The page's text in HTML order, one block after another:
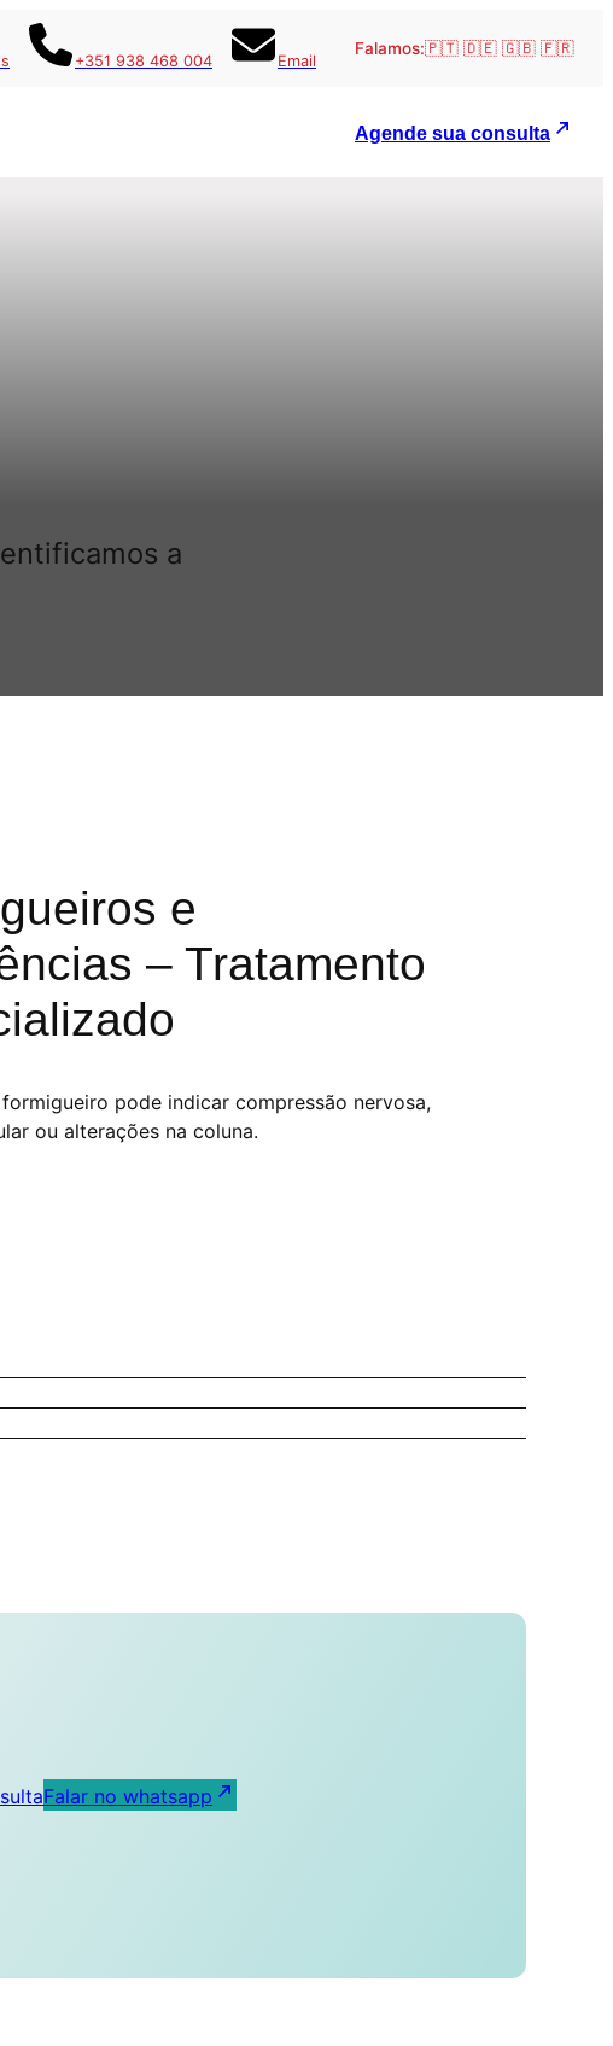
+351 938 468 004 Email
Falamos:🇵🇹 🇩🇪 🇬🇧 🇫🇷
Agende sua consulta
a
e
– Tratamento
pode indicar compressão nervosa,
ou alterações na coluna.
Falar no whatsapp